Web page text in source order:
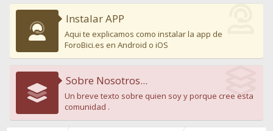
Instalar APP
Aqui te explicamos como instalar la app de
ForoBici.es en Android o iOS
Sobre Nosotros...
Un breve texto sobre quien soy y porque cree esta
comunidad .